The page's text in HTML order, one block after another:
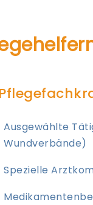
Ausgewählte
Wundverbände)
Spezielle